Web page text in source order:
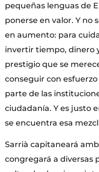
pequeñas lenguas de
ponerse en valor. Y no
en aumento: para
invertir tiempo, dinero
prestigio que se
conseguir con
parte de las
ciudadanía. Y es justo
se encuentra esa
Sarrià capitaneará
congregará a diversas